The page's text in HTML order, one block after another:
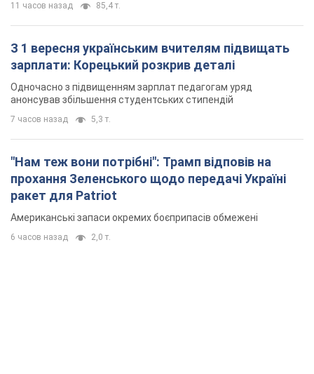
11 часов назад 85,4 т.
З 1 вересня українським вчителям підвищать
зарплати: Корецький розкрив деталі
Одночасно з підвищенням зарплат педагогам уряд
анонсував збільшення студентських стипендій
7 часов назад 5,3 т.
"Нам теж вони потрібні": Трамп відповів на
прохання Зеленського щодо передачі Україні
ракет для Patriot
Американські запаси окремих боєприпасів обмежені
6 часов назад 2,0 т.